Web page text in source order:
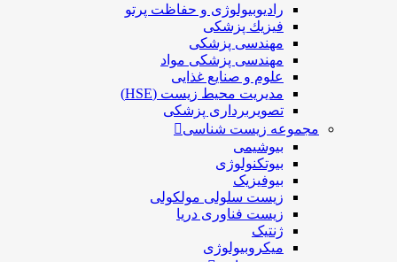
رادیوبیولوژی و حفاظت پرتو
فيزيك پزشکی
مهندسی پزشکی
مهندسی پزشکی مواد
علوم و صنايع غذایی
مدیریت محیط زیست (HSE)
تصویربرداری پزشکی
مجموعه زیست شناسی
بیوشیمی
بیوتکنولوژی
بیوفیزیک
زیست سلولی مولکولی
زیست فناوری دریا
ژنتیک
میکروبیولوژی